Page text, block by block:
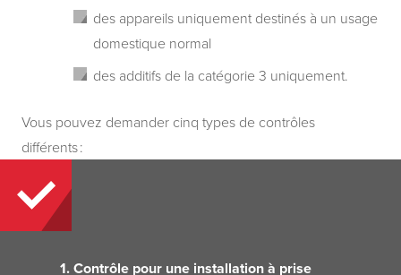
des appareils uniquement destinés à un usage
domestique normal
des additifs de la catégorie 3 uniquement.
Vous pouvez demander cinq types de contrôles
différents :
1. Contrôle pour une installation à prise